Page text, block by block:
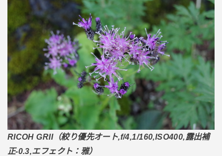
RICOH GRII（絞り優先オート,f/4,1/160,ISO400,露出補
正-0.3,エフェクト：雅）